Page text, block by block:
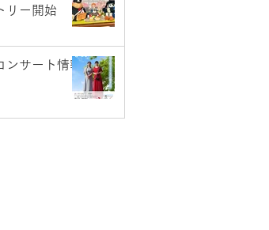
リー開始
ンサート情報